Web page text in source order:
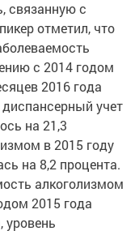
связанную с
отметил, что
с 2014 годом
2016 года
учет
на 21,3
в 2015 году
на 8,2 процента.
алкоголизмом
2015 года
уровень